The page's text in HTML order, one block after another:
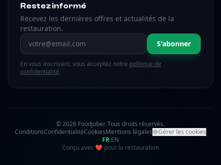
Restez informé
Recevez les dernières offres et actualités de la
restauration.
Adresse email S'abonner
En vous inscrivant, vous acceptez notre politique de
confidentialité.
© 2026 Foodjober. Tous droits réservés.
ConditionsConfidentialitéCookiesMentions légales
Gérer les cookies
FR·EN
Conçu avec ❤ amour
pour la restauration